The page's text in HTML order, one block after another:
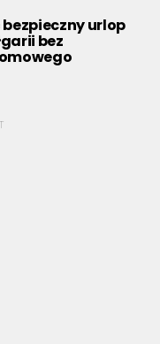
urlop
bez